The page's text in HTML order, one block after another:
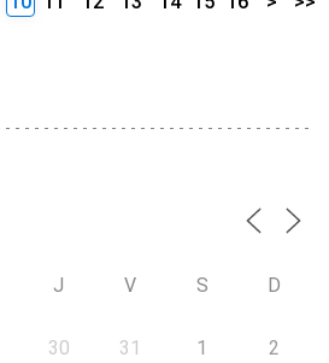
J V S D
30 31 1 2